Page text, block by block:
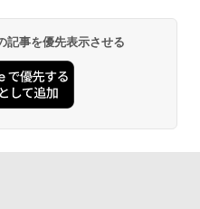
イエム系 ]
P42i (Bluetooth 6.1)【完
イヤホン/ウルトラノイズキャン
/ マルチポイント接続 / 最大40時
クト形状/持ち運びに便利 / IP5
格/PSE技術基準適合】パープ
feat. Flo Milli, ATL Jacob
然水 ラベルレス 500ml ×24本
水 バナジウム含有 水 ミネラル
ットボトル 静岡県産 500ミリリ
Basic)
ごと 17巻 (デジタル版ビッグガ
クス)
記事を優先表示させる